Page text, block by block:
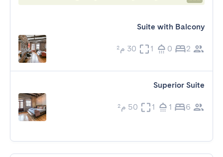
Suite with Balcony
2
0
1 30 م²
Superior Suite
6
1
1 50 م²